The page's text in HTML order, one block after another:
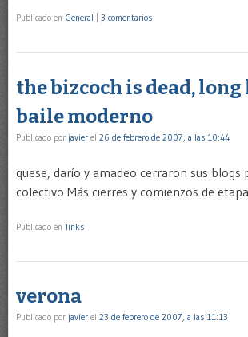
Publicado en General 3 comentarios
the bizcoch is dead, long
baile moderno
Publicado por javier el 26 de febrero de 2007, a las 10:44
quese, darío y amadeo cerraron sus blogs
colectivo Más cierres y comienzos de
Publicado en links
verona
Publicado por javier el 23 de febrero de 2007, a las 11:13